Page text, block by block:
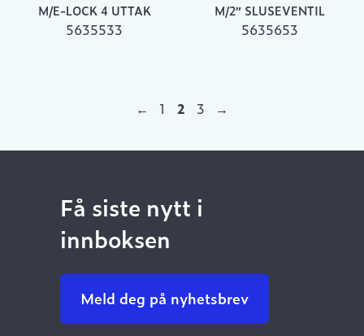
M/E-LOCK 4 UTTAK
5635533
M/2″ SLUSEVENTIL
5635653
← 1 2 3 →
Få siste nytt i
innboksen
Meld deg på nyhetsbrev